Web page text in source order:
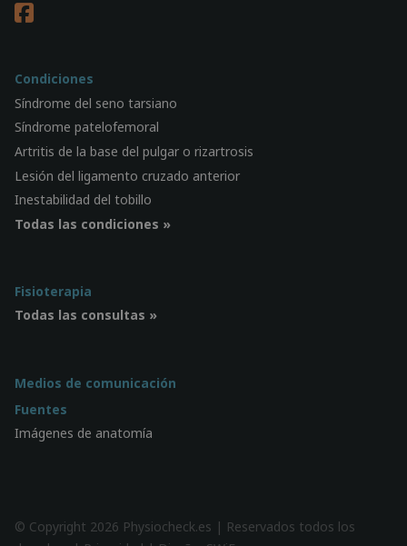
Condiciones
Síndrome del seno tarsiano
Síndrome patelofemoral
Artritis de la base del pulgar o rizartrosis
Lesión del ligamento cruzado anterior
Inestabilidad del tobillo
Todas las condiciones »
Fisioterapia
Todas las consultas »
Medios de comunicación
Fuentes
Imágenes de anatomía
© Copyright 2026 Physiocheck.es | Reservados todos los